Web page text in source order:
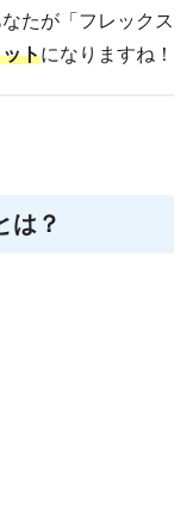
たが「フレックス
トになりますね！
は？